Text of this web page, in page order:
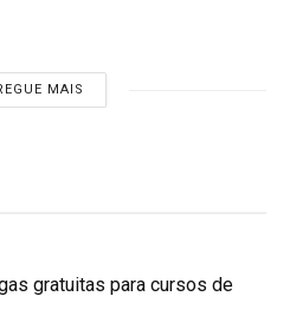
MAIS
gratuitas para cursos de